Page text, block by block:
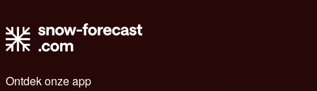
Ontdek onze app